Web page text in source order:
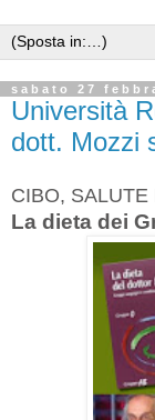
sabato 27
Università
dott. Mozzi
CIBO,
La dieta dei